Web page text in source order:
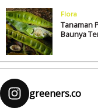
Flora
Tanaman
Baunya
greeners.co